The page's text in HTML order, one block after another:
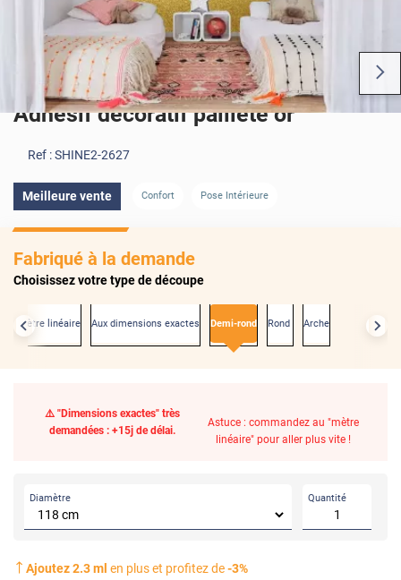
Adhésif décoratif pailleté or
Ref :SHINE2-2627
Meilleure vente Confort Pose Intérieure
Fabriqué à la demande
Choisissez votre type de découpe
Au mètre linéaire Aux dimensions exactes Demi-rond Rond Arche
⚠️ "Dimensions exactes" très
demandées : +15j de délai.
Astuce : commandez au "mètre
linéaire" pour aller plus vite !
Diamètre Quantité
Ajoutez2.3ml en plus et profitez de-3%